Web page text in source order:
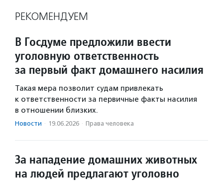
РЕКОМЕНДУЕМ
В Госдуме предложили ввести
уголовную ответственность
за первый факт домашнего насилия
Такая мера позволит судам привлекать
к ответственности за первичные факты насилия
в отношении близких.
Новости · 19.06.2026 · Права человека
За нападение домашних животных
на людей предлагают уголовно